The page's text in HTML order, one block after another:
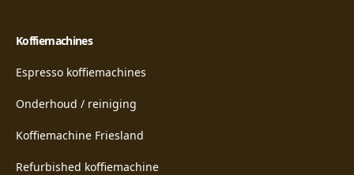
Koffiemachines
Espresso koffiemachines
Onderhoud / reiniging
Koffiemachine Friesland
Refurbished koffiemachine